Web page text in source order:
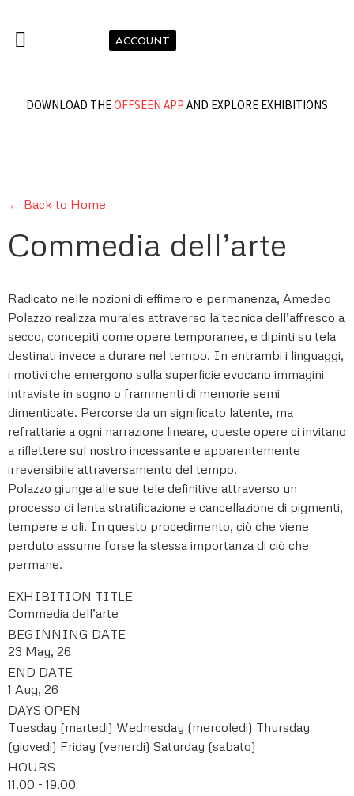
ACCOUNT
DOWNLOAD THEOFFSEEN APP AND EXPLORE EXHIBITIONS
← Back to Home
Commedia dell’arte
Radicato nelle nozioni di effimero e permanenza, Amedeo
Polazzo realizza murales attraverso la tecnica dell’affresco a
secco, concepiti come opere temporanee, e dipinti su tela
destinati invece a durare nel tempo. In entrambi i linguaggi,
i motivi che emergono sulla superficie evocano immagini
intraviste in sogno o frammenti di memorie semi
dimenticate. Percorse da un significato latente, ma
refrattarie a ogni narrazione lineare, queste opere ci invitano
a riflettere sul nostro incessante e apparentemente
irreversibile attraversamento del tempo.
Polazzo giunge alle sue tele definitive attraverso un
processo di lenta stratificazione e cancellazione di pigmenti,
tempere e oli. In questo procedimento, ciò che viene
perduto assume forse la stessa importanza di ciò che
permane.
EXHIBITION TITLE
Commedia dell’arte
BEGINNING DATE
23 May, 26
END DATE
1 Aug, 26
DAYS OPEN
Tuesday (martedi) Wednesday (mercoledi) Thursday
(giovedi) Friday (venerdi) Saturday (sabato)
HOURS
11.00 - 19.00